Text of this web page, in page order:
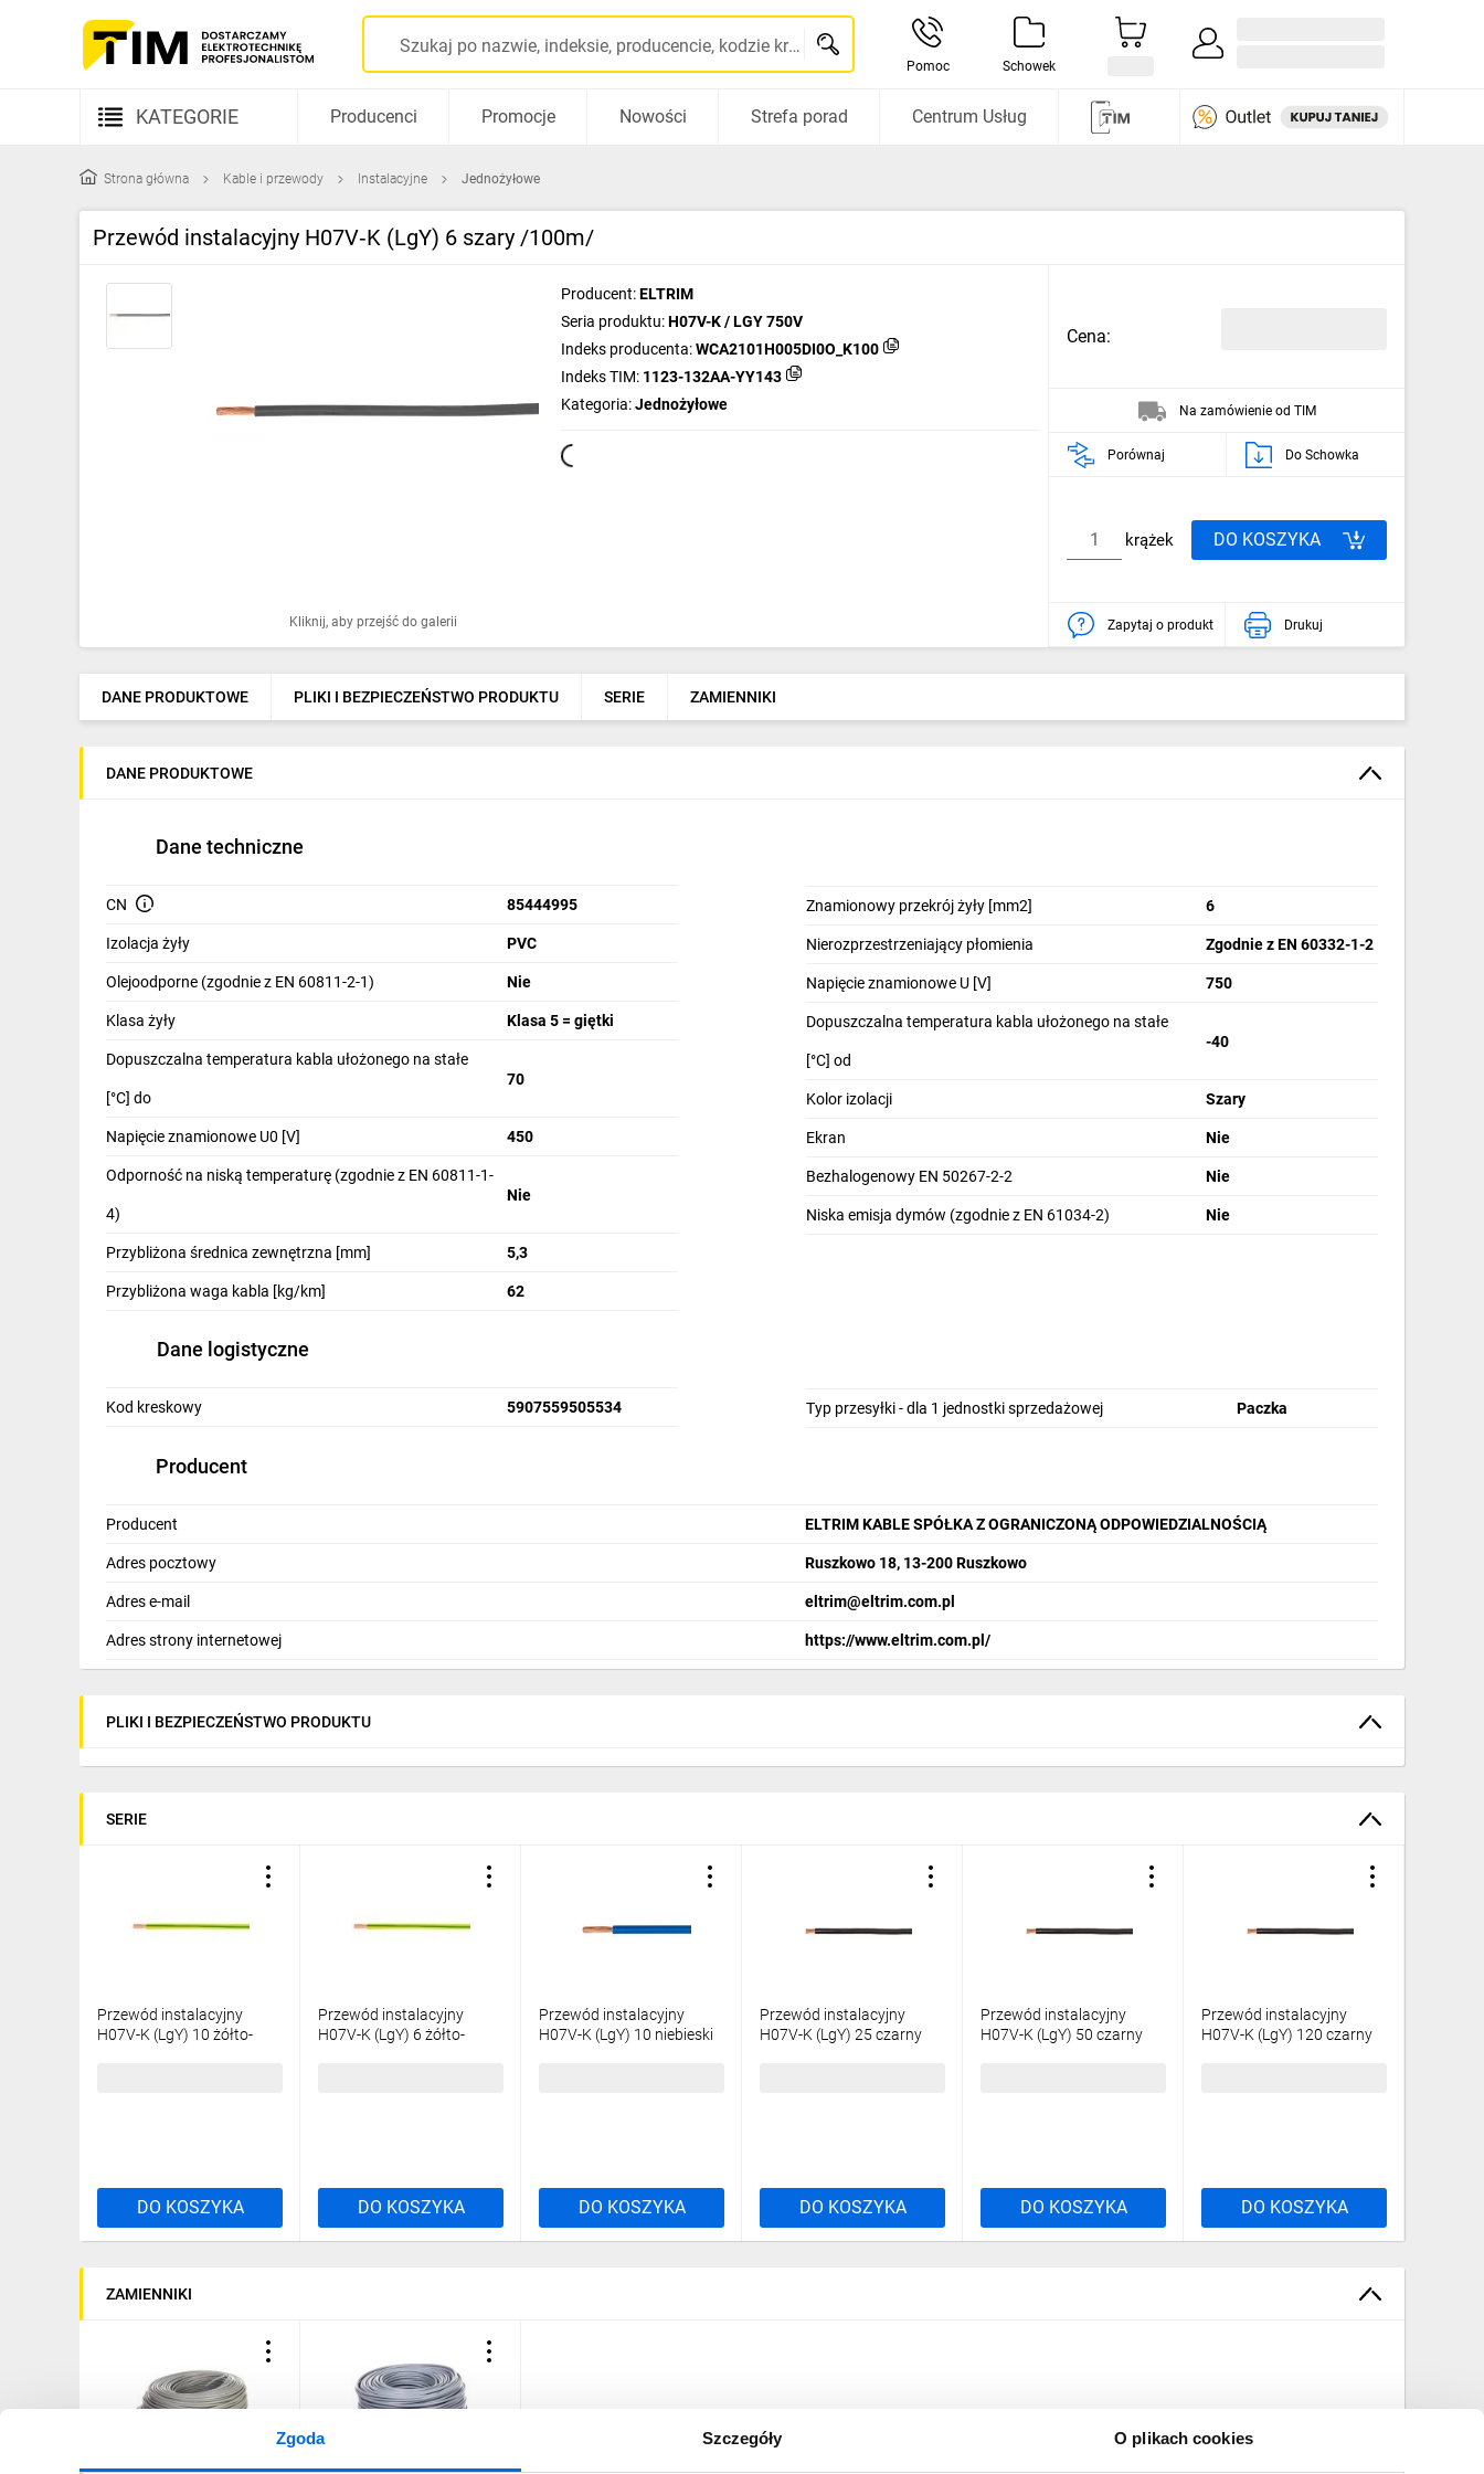
Zgoda Szczegóły O plikach cookies
Szukaj po nazwie, indeksie, producencie, kodzie kreskowym...
Pomoc Schowek
KATEGORIE
Kable i przewody
Ogrzewanie
Elektronarzędzia i mierniki
Dom i ogród
Odzież ochronna i BHP
Inne
Budowa i Remont
Elektronika
Smart home
Telewizja naziemna i satelitarna
Wentylacja i rekuperacja
Producenci Promocje Nowości Strefa porad Centrum Usług
Strona główna Kable i przewody Instalacyjne Jednożyłowe
Przewód instalacyjny H07V‑K (LgY) 6 szary /100m/
Kliknij, aby przejść do galerii
Producent:ELTRIM
Seria produktu:H07V-K / LGY 750V
Indeks producenta:WCA2101H005DI0O_K100
Indeks TIM: 1123-132AA-YY143
Kategoria:Jednożyłowe
Cena:
Na zamówienie od TIM
Porównaj Do Schowka
krążek DO KOSZYKA
Zapytaj o produkt Drukuj
DANE PRODUKTOWE PLIKI I BEZPIECZEŃSTWO PRODUKTU SERIE ZAMIENNIKI
DANE PRODUKTOWE
Dane techniczne
CN 85444995
Izolacja żyły PVC
Olejoodporne (zgodnie z EN 60811-2-1) Nie
Klasa żyły Klasa 5 = giętki
Dopuszczalna temperatura kabla ułożonego na stałe
[°C] do
70
Napięcie znamionowe U0 [V] 450
Odporność na niską temperaturę (zgodnie z EN 60811-1-
4)
Nie
Przybliżona średnica zewnętrzna [mm] 5,3
Przybliżona waga kabla [kg/km] 62
Znamionowy przekrój żyły [mm2] 6
Nierozprzestrzeniający płomienia Zgodnie z EN 60332-1-2
Napięcie znamionowe U [V] 750
Dopuszczalna temperatura kabla ułożonego na stałe
[°C] od
-40
Kolor izolacji Szary
Ekran Nie
Bezhalogenowy EN 50267-2-2 Nie
Niska emisja dymów (zgodnie z EN 61034-2) Nie
Dane logistyczne
Kod kreskowy 5907559505534 Typ przesyłki - dla 1 jednostki sprzedażowej Paczka
Producent
Producent ELTRIM KABLE SPÓŁKA Z OGRANICZONĄ ODPOWIEDZIALNOŚCIĄ
Adres pocztowy Ruszkowo 18, 13-200 Ruszkowo
Adres e-mail eltrim@eltrim.com.pl
Adres strony internetowej https://www.eltrim.com.pl/
PLIKI I BEZPIECZEŃSTWO PRODUKTU
SERIE
Przewód instalacyjny
H07V-K (LgY) 10 żółto-
DO KOSZYKA
Przewód instalacyjny
H07V-K (LgY) 6 żółto-
DO KOSZYKA
Przewód instalacyjny
H07V-K (LgY) 10 niebieski
DO KOSZYKA
Przewód instalacyjny
H07V-K (LgY) 25 czarny
DO KOSZYKA
Przewód instalacyjny
H07V-K (LgY) 50 czarny
DO KOSZYKA
Przewód instalacyjny
H07V-K (LgY) 120 czarny
DO KOSZYKA
ZAMIENNIKI